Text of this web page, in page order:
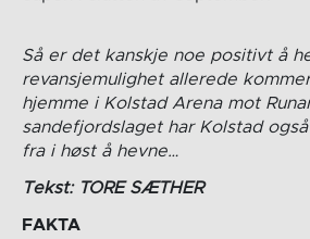
Så er det kanskje noe positivt å
revansjemulighet allerede
hjemme i Kolstad Arena mot
sandefjordslaget har Kolstad
fra i høst å hevne…
Tekst: TORE SÆTHER
FAKTA